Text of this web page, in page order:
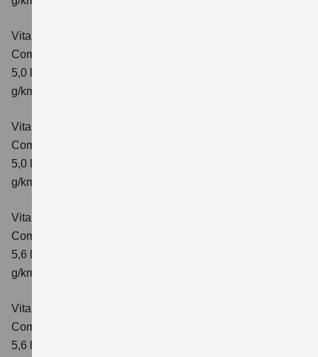
Vitara 1.5 DUALJET HYBRID AGS
Comfort
5,0 l/100km; kombinierter Wert der CO₂-Emission: 113
g/km; CO₂-Klasse: C
Vitara 1.5 DUALJET HYBRID AGS
Comfort+
5,0 l/100km; kombinierter Wert der CO₂-Emission: 114
g/km; CO₂-Klasse: C
Vitara 1.5 DUALJET HYBRID ALLGRIP AGS
Comfort
5,6 l/100km; kombinierter Wert der CO₂-Emission: 126
g/km; CO₂-Klasse: D
Vitara 1.5 DUALJET HYBRID ALLGRIP AGS
Comfort+
5,6 l/100km; kombinierter Wert der CO₂-Emission: 127